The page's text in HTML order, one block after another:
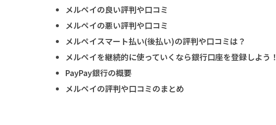
メルペイの良い評判や口コミ
メルペイの悪い評判や口コミ
メルペイスマート払い(後払い)の評判や口コミは？
メルペイを継続的に使っていくなら銀行口座を登録しよう！
PayPay銀行の概要
メルペイの評判や口コミのまとめ